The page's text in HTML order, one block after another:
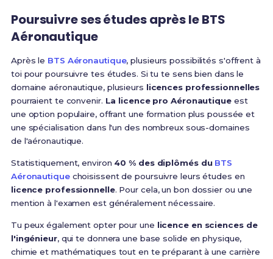
Poursuivre ses études après le BTS
Aéronautique
Après le BTS Aéronautique, plusieurs possibilités s'offrent à
toi pour poursuivre tes études. Si tu te sens bien dans le
domaine aéronautique, plusieurs licences professionnelles
pourraient te convenir. La licence pro Aéronautiqueest
une option populaire, offrant une formation plus poussée et
une spécialisation dans l'un des nombreux sous-domaines
de l'aéronautique.
Statistiquement, environ 40 % des diplômés du BTS
Aéronautiquechoisissent de poursuivre leurs études en
licence professionnelle. Pour cela, un bon dossier ou une
mention à l'examen est généralement nécessaire.
Tu peux également opter pour une licence en sciences de
l'ingénieur, qui te donnera une base solide en physique,
chimie et mathématiques tout en te préparant à une carrière